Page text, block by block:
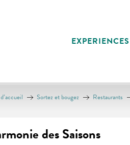
EXPERIENCES
Sortez et bougez Restaurants
des Saisons